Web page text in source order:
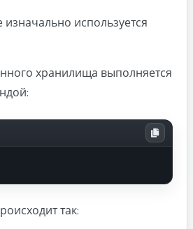
используется
хранилища выполняется
так: